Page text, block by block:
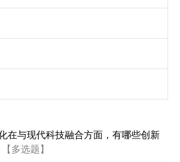
在与现代科技融合方面，有哪些创新
【多选题】